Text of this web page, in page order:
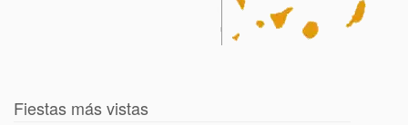
Fiestas más vistas